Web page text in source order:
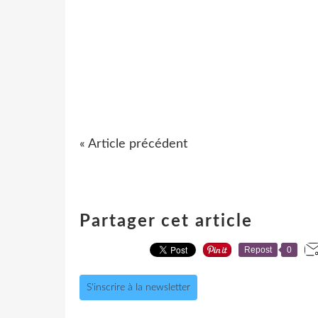
« Article précédent
Partager cet article
Repost 0
S'inscrire à la newsletter